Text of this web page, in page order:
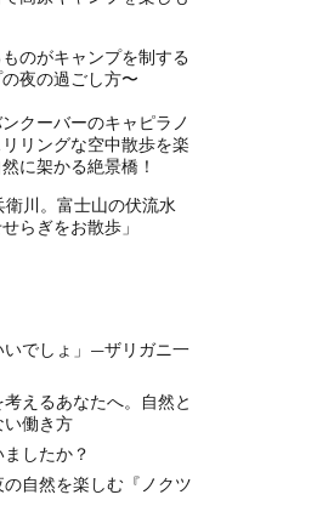
のがキャンプを制する
夜の過ごし方〜
クーバーのキャピラノ
リングな空中散歩を楽
に架かる絶景橋！
衛川。富士山の伏流水
らぎをお散歩」
いでしょ」—ザリガニ一
えるあなたへ。自然と
働き方
したか？
自然を楽しむ『ノクツ